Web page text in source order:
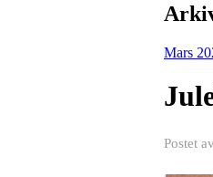
Mars
Postet av